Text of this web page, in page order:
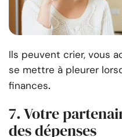
Ils peuvent crier, vous
se mettre à pleurer
finances.
7. Votre
des dépenses